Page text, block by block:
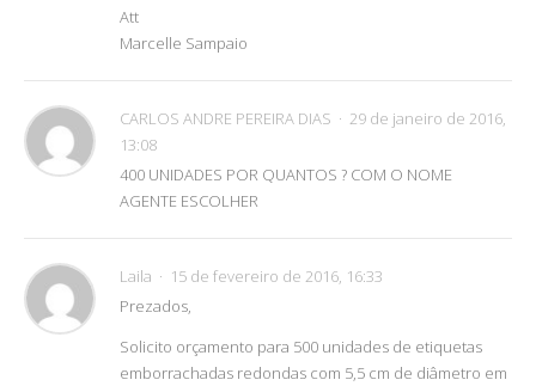
Att
Marcelle Sampaio
CARLOS ANDRE PEREIRA DIAS
29 de janeiro de 2016,
13:08
400 UNIDADES POR QUANTOS ? COM O NOME
AGENTE ESCOLHER
Laila
15 de fevereiro de 2016, 16:33
Prezados,
Solicito orçamento para 500 unidades de etiquetas
emborrachadas redondas com 5,5 cm de diâmetro em